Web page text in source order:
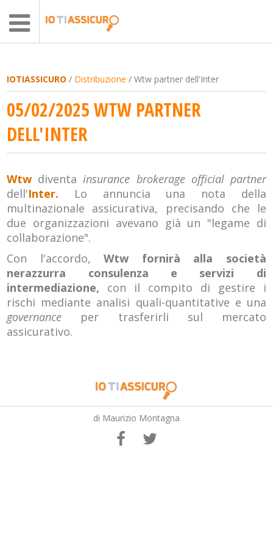
IOTIASSICURO / Distribuzione / Wtw partner dell'Inter
05/02/2025 WTW PARTNER
DELL'INTER
Wtwdiventainsurance brokerage official partner
dell'Inter. Lo annuncia una nota della
multinazionale assicurativa, precisando che le
due organizzazioni avevano già un "legame di
collaborazione".
Con l'accordo,Wtw fornirà alla società
nerazzurra consulenza e servizi di
intermediazione, con il compito di gestire i
rischi mediante analisi quali-quantitative e una
governance per trasferirli sul mercato
assicurativo.
di Maurizio Montagna